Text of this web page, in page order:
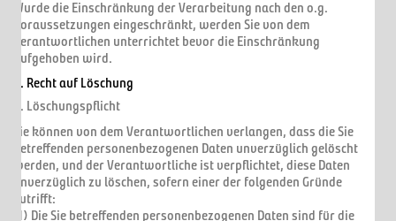
Wurde die Einschränkung der Verarbeitung nach den o.g.
Voraussetzungen eingeschränkt, werden Sie von dem
Verantwortlichen unterrichtet bevor die Einschränkung
aufgehoben wird.
4. Recht auf Löschung
a. Löschungspflicht
Sie können von dem Verantwortlichen verlangen, dass die Sie
betreffenden personenbezogenen Daten unverzüglich gelöscht
werden, und der Verantwortliche ist verpflichtet, diese Daten
unverzüglich zu löschen, sofern einer der folgenden Gründe
zutrifft:
(1) Die Sie betreffenden personenbezogenen Daten sind für die